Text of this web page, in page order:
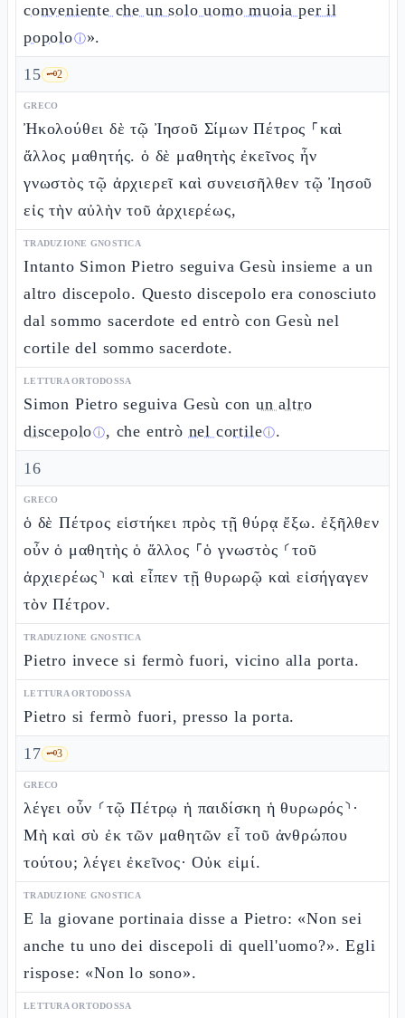
conveniente che un solo uomo muoia per il
popoloⓘ».
15 🗝️2
GRECO
Ἠκολούθει δὲ τῷ Ἰησοῦ Σίμων Πέτρος ⸀καὶ
ἄλλος μαθητής. ὁ δὲ μαθητὴς ἐκεῖνος ἦν
γνωστὸς τῷ ἀρχιερεῖ καὶ συνεισῆλθεν τῷ Ἰησοῦ
εἰς τὴν αὐλὴν τοῦ ἀρχιερέως,
TRADUZIONE GNOSTICA
Intanto Simon Pietro seguiva Gesù insieme a un
altro discepolo. Questo discepolo era conosciuto
dal sommo sacerdote ed entrò con Gesù nel
cortile del sommo sacerdote.
LETTURA ORTODOSSA
Simon Pietro seguiva Gesù conun altro
discepoloⓘ, che entrò nel cortileⓘ.
16
GRECO
ὁ δὲ Πέτρος εἱστήκει πρὸς τῇ θύρᾳ ἔξω. ἐξῆλθεν
οὖν ὁ μαθητὴς ὁ ἄλλος ⸀ὁ γνωστὸς ⸂τοῦ
ἀρχιερέως⸃ καὶ εἶπεν τῇ θυρωρῷ καὶ εἰσήγαγεν
τὸν Πέτρον.
TRADUZIONE GNOSTICA
Pietro invece si fermò fuori, vicino alla porta.
LETTURA ORTODOSSA
Pietro si fermò fuori, presso la porta.
17 🗝️3
GRECO
λέγει οὖν ⸂τῷ Πέτρῳ ἡ παιδίσκη ἡ θυρωρός⸃·
Μὴ καὶ σὺ ἐκ τῶν μαθητῶν εἶ τοῦ ἀνθρώπου
τούτου; λέγει ἐκεῖνος· Οὐκ εἰμί.
TRADUZIONE GNOSTICA
E la giovane portinaia disse a Pietro: «Non sei
anche tu uno dei discepoli di quell'uomo?». Egli
rispose: «Non lo sono».
LETTURA ORTODOSSA